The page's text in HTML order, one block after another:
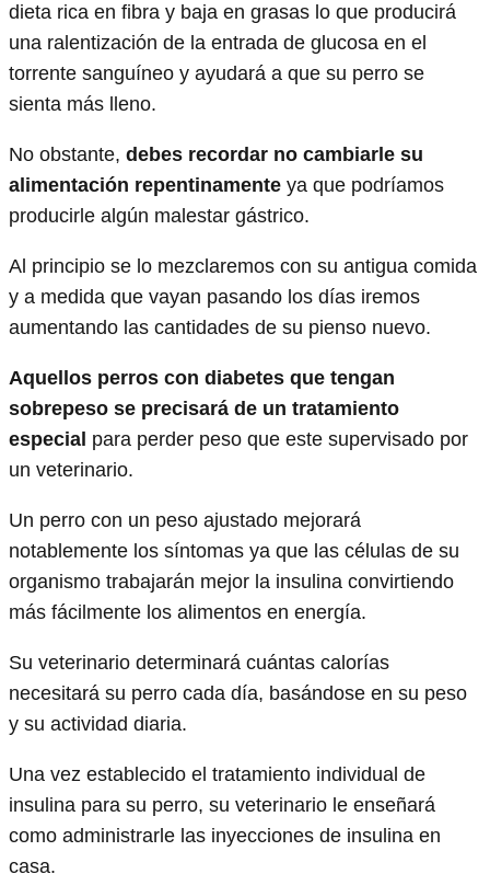
dieta rica en fibra y baja en grasas lo que producirá
una ralentización de la entrada de glucosa en el
torrente sanguíneo y ayudará a que su perro se
sienta más lleno.
No obstante, debes recordar no cambiarle su
alimentación repentinamente ya que podríamos
producirle algún malestar gástrico.
Al principio se lo mezclaremos con su antigua comida
y a medida que vayan pasando los días iremos
aumentando las cantidades de su pienso nuevo.
Aquellos perros con diabetes que tengan
sobrepeso se precisará de un tratamiento
especial para perder peso que este supervisado por
un veterinario.
Un perro con un peso ajustado mejorará
notablemente los síntomas ya que las células de su
organismo trabajarán mejor la insulina convirtiendo
más fácilmente los alimentos en energía.
Su veterinario determinará cuántas calorías
necesitará su perro cada día, basándose en su peso
y su actividad diaria.
Una vez establecido el tratamiento individual de
insulina para su perro, su veterinario le enseñará
como administrarle las inyecciones de insulina en
casa.